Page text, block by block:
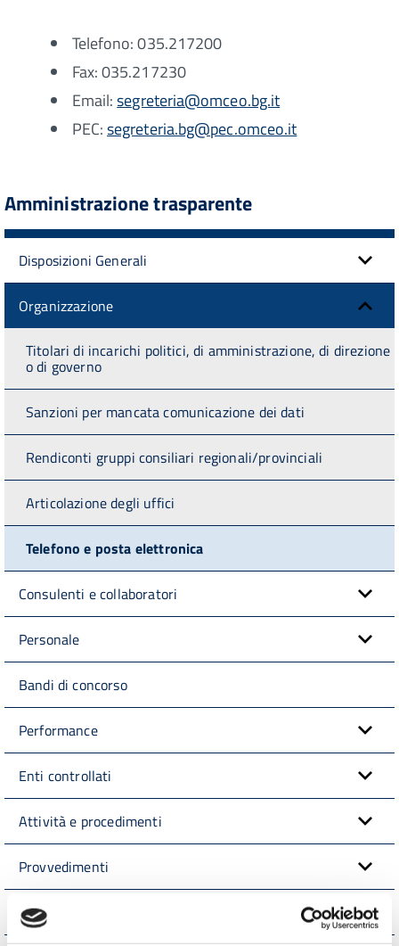
Telefono: 035.217200
Fax: 035.217230
Email:segreteria@omceo.bg.it
PEC:segreteria.bg@pec.omceo.it
Amministrazione trasparente
Disposizioni Generali
Organizzazione
Titolari di incarichi politici, di amministrazione, di direzione
o di governo
Sanzioni per mancata comunicazione dei dati
Rendiconti gruppi consiliari regionali/provinciali
Articolazione degli uffici
Telefono e posta elettronica
Consulenti e collaboratori
Personale
Bandi di concorso
Performance
Enti controllati
Attività e procedimenti
Provvedimenti
Bandi di gara e contratti